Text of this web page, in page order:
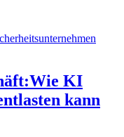
KI
kann